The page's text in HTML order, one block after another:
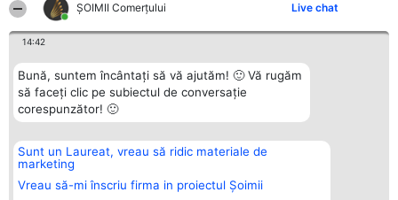
ȘOIMII Comerțului Live chat
14:42
Bună, suntem încântați să vă ajutăm! 🙂 Vă rugăm
să faceți clic pe subiectul de conversație
corespunzător! 🙂
Sunt un Laureat, vreau să ridic materiale de
marketing
Vreau să-mi înscriu firma in proiectul Șoimii
Organizator Ranking
BRIGHT SOLUTIONS BR SRL
Aleea Timisul De Sus 2 Bl. A30
Sc. A Et. 4 Ap. 13 Cod 061952
Plebiscyt
Lista Tuturor
Laureaților
Contact